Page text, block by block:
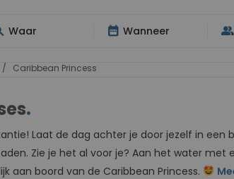
Waar date_range Wanneer group
/ Caribbean Princess
.
Laat de dag achter je door jezelf in
Zie je het al voor je? Aan het water met
aan boord van de Caribbean Princess.